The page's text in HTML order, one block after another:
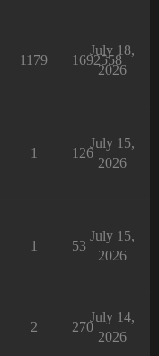
1179 1692558
July 18,
2026
1 126
July 15,
2026
1 53
July 15,
2026
2 270
July 14,
2026